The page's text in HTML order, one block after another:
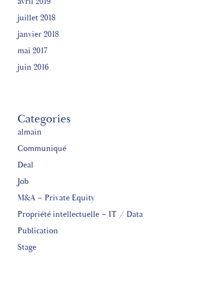
juillet 2018
janvier 2018
mai 2017
juin 2016
Categories
almain
Communiqué
Deal
Job
M&A – Private Equity
Propriété intellectuelle – IT / Data
Publication
Stage